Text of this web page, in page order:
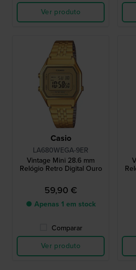
Ver produto
Casio
LA680WEGA-9ER
Vintage Mini 28.6 mm
Relógio Retro Digital Ouro
59,90 €
● Apenas 1 em stock
Comparar
Ver produto